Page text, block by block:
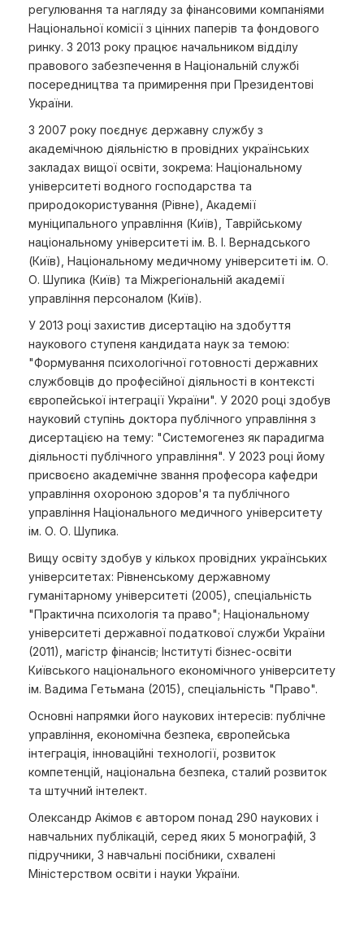
регулювання та нагляду за фінансовими компаніями
Національної комісії з цінних паперів та фондового
ринку. З 2013 року працює начальником відділу
правового забезпечення в Національній службі
посередництва та примирення при Президентові
України.
З 2007 року поєднує державну службу з
академічною діяльністю в провідних українських
закладах вищої освіти, зокрема: Національному
університеті водного господарства та
природокористування (Рівне), Академії
муніципального управління (Київ), Таврійському
національному університеті ім. В. І. Вернадського
(Київ), Національному медичному університеті ім. О.
О. Шупика (Київ) та Міжрегіональній академії
управління персоналом (Київ).
У 2013 році захистив дисертацію на здобуття
наукового ступеня кандидата наук за темою:
"Формування психологічної готовності державних
службовців до професійної діяльності в контексті
європейської інтеграції України". У 2020 році здобув
науковий ступінь доктора публічного управління з
дисертацією на тему: "Системогенез як парадигма
діяльності публічного управління". У 2023 році йому
присвоєно академічне звання професора кафедри
управління охороною здоров'я та публічного
управління Національного медичного університету
ім. О. О. Шупика.
Вищу освіту здобув у кількох провідних українських
університетах: Рівненському державному
гуманітарному університеті (2005), спеціальність
"Практична психологія та право"; Національному
університеті державної податкової служби України
(2011), магістр фінансів; Інституті бізнес-освіти
Київського національного економічного університету
ім. Вадима Гетьмана (2015), спеціальність "Право".
Основні напрямки його наукових інтересів: публічне
управління, економічна безпека, європейська
інтеграція, інноваційні технології, розвиток
компетенцій, національна безпека, сталий розвиток
та штучний інтелект.
Олександр Акімов є автором понад 290 наукових і
навчальних публікацій, серед яких 5 монографій, 3
підручники, 3 навчальні посібники, схвалені
Міністерством освіти і науки України.